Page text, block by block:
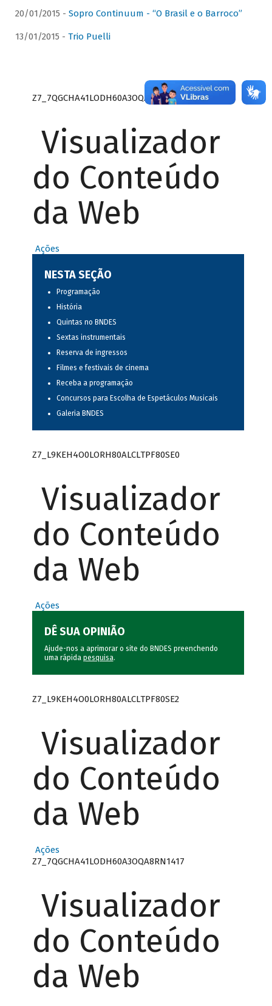
20/01/2015 - Sopro Continuum - “O Brasil e o Barroco”
13/01/2015 - Trio Puelli
Z7_7QGCHA41LODH60A3OQA8RN1415
Visualizador
do Conteúdo
da Web
Ações
NESTA SEÇÃO
Programação
História
Quintas no BNDES
Sextas instrumentais
Reserva de ingressos
Filmes e festivais de cinema
Receba a programação
Concursos para Escolha de Espetáculos Musicais
Galeria BNDES
Z7_L9KEH4O0LORH80ALCLTPF80SE0
Visualizador
do Conteúdo
da Web
Ações
DÊ SUA OPINIÃO
Ajude-nos a aprimorar o site do BNDES preenchendo
uma rápida pesquisa.
Z7_L9KEH4O0LORH80ALCLTPF80SE2
Visualizador
do Conteúdo
da Web
Ações
Z7_7QGCHA41LODH60A3OQA8RN1417
Visualizador
do Conteúdo
da Web